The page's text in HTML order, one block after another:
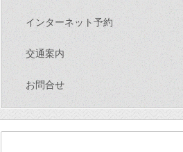
インターネット予約
交通案内
お問合せ